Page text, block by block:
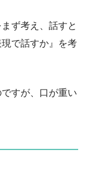
ず考え、話すと
で話すか』を考
すが、口が重い